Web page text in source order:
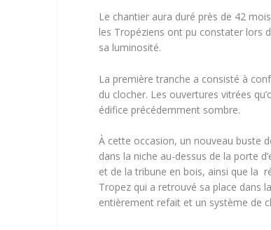
Le chantier aura duré près de 42
les Tropéziens ont pu constater lors
sa luminosité.
La première tranche a consisté à
du clocher. Les ouvertures vitrées
édifice précédemment sombre.
À cette occasion, un nouveau buste
dans la niche au-dessus de la porte
et de la tribune en bois, ainsi que la
Tropez qui a retrouvé sa place dans
entièrement refait et un système de